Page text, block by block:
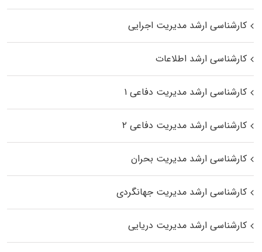
کارشناسی ارشد مدیریت اجرایی
کارشناسی ارشد اطلاعات
کارشناسی ارشد مدیریت دفاعی ۱
کارشناسی ارشد مدیریت دفاعی ۲
کارشناسی ارشد مدیریت بحران
کارشناسی ارشد مدیریت جهانگردی
کارشناسی ارشد مدیریت دریایی